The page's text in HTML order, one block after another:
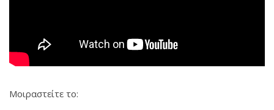
Μοιραστείτε το: